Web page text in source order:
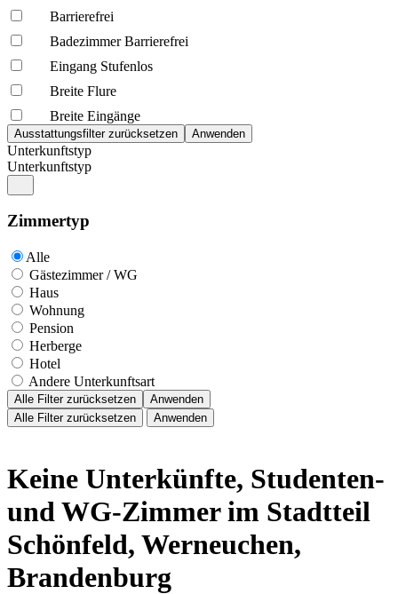
Barrierefrei
Badezimmer Barrierefrei
Eingang Stufenlos
Breite Flure
Breite Eingänge
Unterkunftstyp
Unterkunftstyp
Zimmertyp
Alle
Gästezimmer / WG
Haus
Wohnung
Pension
Herberge
Hotel
Andere Unterkunftsart
Alle Filter zurücksetzen
Anwenden
Alle Filter zurücksetzen
Anwenden
Keine Unterkünfte, Studenten-
und WG-Zimmer im Stadtteil
Schönfeld, Werneuchen,
Brandenburg